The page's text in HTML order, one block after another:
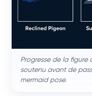
Progresse de la
soutenu avant de
mermaid pose.